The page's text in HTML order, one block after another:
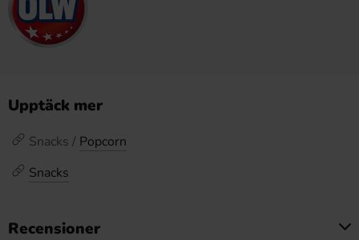
Upptäck mer
Snacks / Popcorn
Snacks
Recensioner